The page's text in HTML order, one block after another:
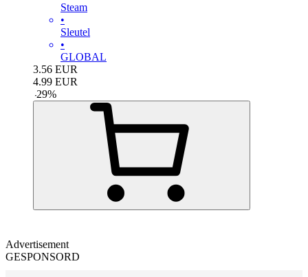
Steam
•
Sleutel
•
GLOBAL
3.56 EUR
4.99 EUR
-29%
Advertisement
GESPONSORD